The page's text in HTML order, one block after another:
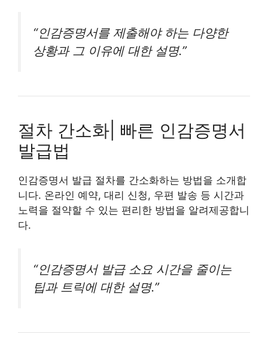
“인감증명서를 제출해야 하는 다양한
상황과 그 이유에 대한 설명.”
절차 간소화| 빠른 인감증명서
발급법
인감증명서 발급 절차를 간소화하는 방법을 소개합
니다. 온라인 예약, 대리 신청, 우편 발송 등 시간과
노력을 절약할 수 있는 편리한 방법을 알려제공합니
다.
“인감증명서 발급 소요 시간을 줄이는
팁과 트릭에 대한 설명.”